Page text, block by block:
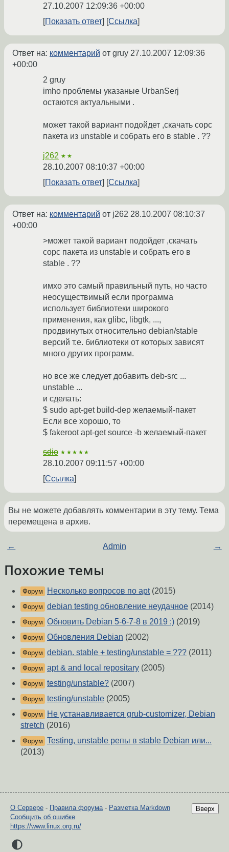
27.10.2007 12:09:36 +00:00
Показать ответ
Ссылка
Ответ на: комментарий от gruy 27.10.2007 12:09:36
+00:00
2 gruy
imho проблемы указаные UrbanSerj
остаются актуальными .
может такой вариант подойдет ,скачать сорс
пакета из unstable и собрать его в stable . ??
j262 ★★
28.10.2007 08:10:37 +00:00
Показать ответ
Ссылка
Ответ на: комментарий от j262 28.10.2007 08:10:37
+00:00
>может такой вариант подойдет ,скачать
сорс пакета из unstable и собрать его в
stable . ??
имхо это самый правильный путь, но часто
неосуществимый если программа
использует библиотеки широкого
применения, как glibc, libgtk, ...,
продвинутых относительно debian/stable
версий т.е. библиотеки от которых зависят
много других программ.
но все же следует добавить deb-src ...
unstable ...
и сделать:
$ sudo apt-get build-dep желаемый-пакет
Если все хорошо, то
$ fakeroot apt-get source -b желаемый-пакет
sdio ★★★★★
28.10.2007 09:11:57 +00:00
Ссылка
Вы не можете добавлять комментарии в эту тему. Тема
перемещена в архив.
← Admin →
Похожие темы
Форум Несколько вопросов по apt(2015)
Форум debian testing обновление неудачное (2014)
Форум Обновить Debian 5-6-7-8 в 2019 :) (2019)
Форум Обновления Debian (2002)
Форум debian. stable + testing/unstable = ??? (2011)
Форум apt & and local repositary (2005)
Форум testing/unstable? (2007)
Форум testing/unstable (2005)
Форум
Не устанавливается grub-customizer, Debian
stretch (2016)
Форум Testing, unstable репы в stable Debian или...
(2013)
Вверх
О Сервере - Правила форума- Разметка Markdown
Сообщить об ошибке
https://www.linux.org.ru/